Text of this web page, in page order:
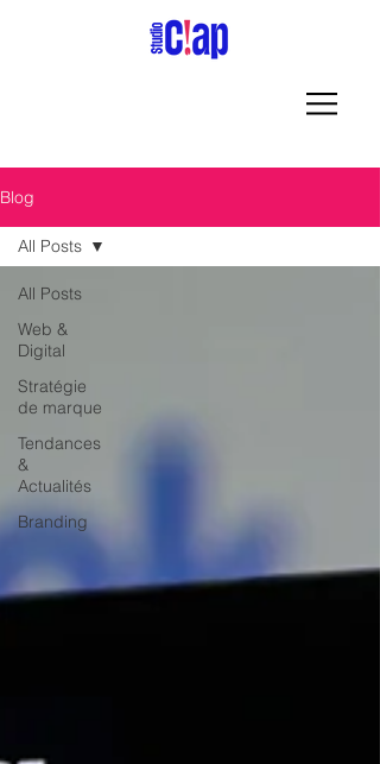
Blog
All Posts
Web &
Digital
Stratégie
de marque
Tendances
&
Actualités
Branding
All Posts